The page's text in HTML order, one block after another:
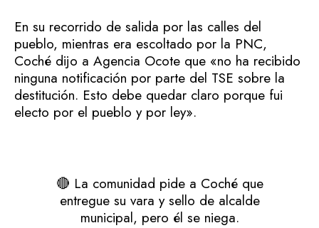
En su recorrido de salida por las calles del
pueblo, mientras era escoltado por la PNC,
Coché dijo a Agencia Ocote que «no ha recibido
ninguna notificación por parte del TSE sobre la
destitución. Esto debe quedar claro porque fui
electo por el pueblo y por ley».
🔴 La comunidad pide a Coché que
entregue su vara y sello de alcalde
municipal, pero él se niega.